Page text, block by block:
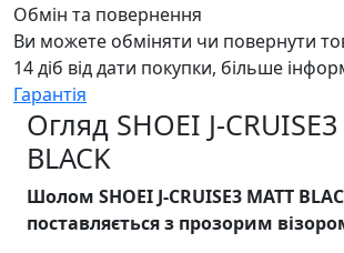
Обмін та повернення
Ви можете обміняти чи повернути
14 діб від дати покупки, більше
Гарантія
Огляд SHOEI J-
BLACK
Шолом SHOEI J-CRUISE3 MATT
поставляється з прозорим